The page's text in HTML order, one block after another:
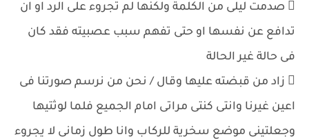
 صدمت ليلى من الكلمة ولكنها لم تجروء على الرد او ان
تدافع عن نفسها او حتى تفهم سبب عصبيته فقد كان
فى حالة غير الحالة
 زاد من قبضته عليها وقال / نحن من نرسم صورتنا فى
اعين غيرنا وانتى كنتى مراتى امام الجميع فلما لوثتيها
وجعلتينى موضع سخرية للركاب وانا طول زمانى لا يجروء